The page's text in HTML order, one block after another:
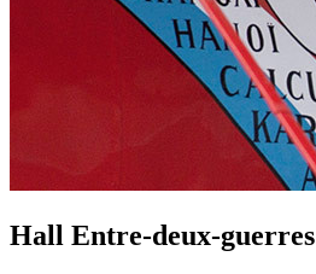
Hall Entre-deux-guerres